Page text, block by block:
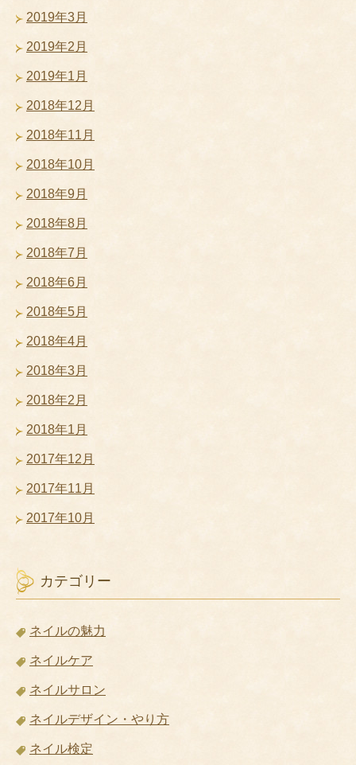
2019年3月
2019年2月
2019年1月
2018年12月
2018年11月
2018年10月
2018年9月
2018年8月
2018年7月
2018年6月
2018年5月
2018年4月
2018年3月
2018年2月
2018年1月
2017年12月
2017年11月
2017年10月
カテゴリー
ネイルの魅力
ネイルケア
ネイルサロン
ネイルデザイン・やり方
ネイル検定